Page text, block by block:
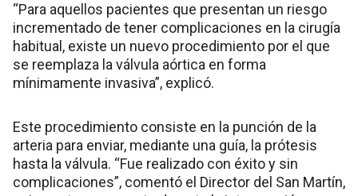
“Para aquellos pacientes que presentan un riesgo
incrementado de tener complicaciones en la cirugía
habitual, existe un nuevo procedimiento por el que
se reemplaza la válvula aórtica en forma
mínimamente invasiva”, explicó.
Este procedimiento consiste en la punción de la
arteria para enviar, mediante una guía, la prótesis
hasta la válvula. “Fue realizado con éxito y sin
complicaciones”, comentó el Director del San Martín,